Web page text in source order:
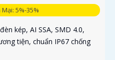
5%-35%
kép, AI SSA, SMD 4.0,
tiện, chuẩn IP67 chống